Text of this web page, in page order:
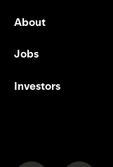
About
Jobs
Investors